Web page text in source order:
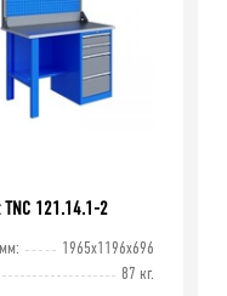
39 335
Верстак TNC 121.17.1-1
TNC 121.14.1-2
1965x1196x696
87 кг.